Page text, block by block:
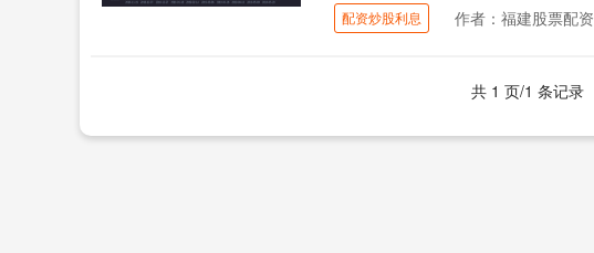
配资炒股利息 作者：福建股票配资
共 1 页/1 条记录